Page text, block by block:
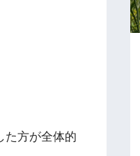
た方が全体的